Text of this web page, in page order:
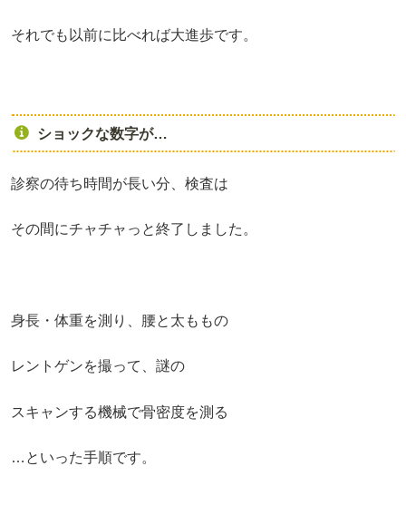
それでも以前に比べれば大進歩です。
ショックな数字が…
診察の待ち時間が長い分、検査は
その間にチャチャっと終了しました。
身長・体重を測り、腰と太ももの
レントゲンを撮って、謎の
スキャンする機械で骨密度を測る
…といった手順です。